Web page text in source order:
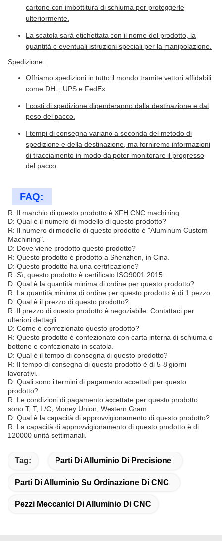
cartone con imbottitura di schiuma per proteggerle
ulteriormente.
La scatola sarà etichettata con il nome del prodotto, la
quantità e eventuali istruzioni speciali per la manipolazione.
Spedizione:
Offriamo spedizioni in tutto il mondo tramite vettori affidabili
come DHL, UPS e FedEx.
I costi di spedizione dipenderanno dalla destinazione e dal
peso del pacco.
I tempi di consegna variano a seconda del metodo di
spedizione e della destinazione, ma forniremo informazioni
di tracciamento in modo da poter monitorare il progresso
del pacco.
FAQ:
R: Il marchio di questo prodotto è XFH CNC machining.
D: Qual è il numero di modello di questo prodotto?
R: Il numero di modello di questo prodotto è "Aluminum Custom
Machining".
D: Dove viene prodotto questo prodotto?
R: Questo prodotto è prodotto a Shenzhen, in Cina.
D: Questo prodotto ha una certificazione?
R: Sì, questo prodotto è certificato ISO9001:2015.
D: Qual è la quantità minima di ordine per questo prodotto?
R: La quantità minima di ordine per questo prodotto è di 1 pezzo.
D: Qual è il prezzo di questo prodotto?
R: Il prezzo di questo prodotto è negoziabile. Contattaci per
ulteriori dettagli.
D: Come è confezionato questo prodotto?
R: Questo prodotto è confezionato con carta interna di schiuma o
bottone e confezionato in scatola.
D: Qual è il tempo di consegna di questo prodotto?
R: Il tempo di consegna di questo prodotto è di 5-8 giorni
lavorativi.
D: Quali sono i termini di pagamento accettati per questo
prodotto?
R: Le condizioni di pagamento accettate per questo prodotto
sono T, T, L/C, Money Union, Western Gram.
D: Qual è la capacità di approvvigionamento di questo prodotto?
R: La capacità di approvvigionamento di questo prodotto è di
120000 unità settimanali.
Tag: Parti Di Alluminio Di Precisione
Parti Di Alluminio Su Ordinazione Di CNC
Pezzi Meccanici Di Alluminio Di CNC